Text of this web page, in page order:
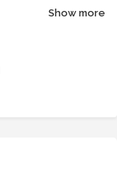
Show more